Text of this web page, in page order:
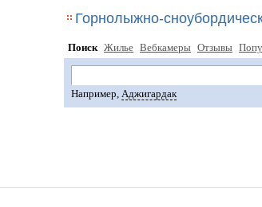
Горнолыжно-
Поиск Жилье Вебкамеры Отзывы
Например, Аджигардак